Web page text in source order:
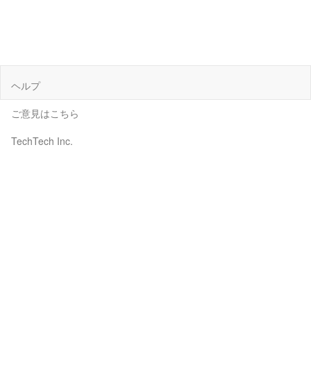
ヘルプ
ご意見はこちら
TechTech Inc.